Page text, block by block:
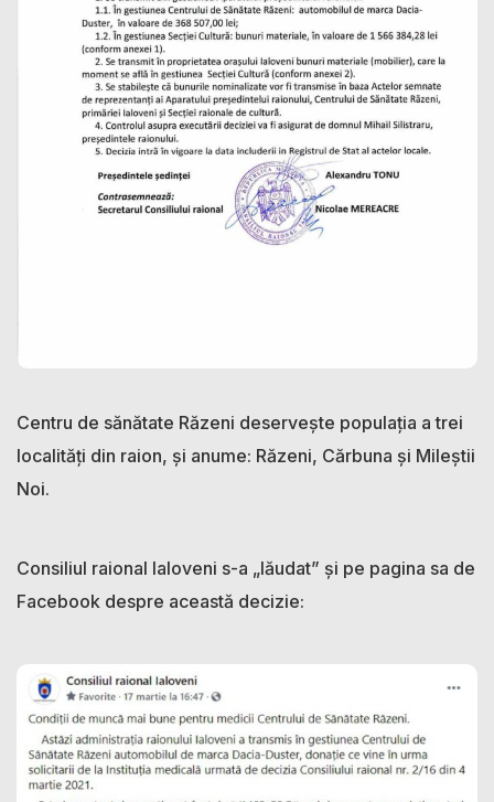
Centru de sănătate Răzeni deservește populația a trei
localități din raion, și anume: Răzeni, Cărbuna și Mileștii
Noi.
Consiliul raional Ialoveni s-a „lăudat” și pe pagina sa de
Facebook despre această decizie: